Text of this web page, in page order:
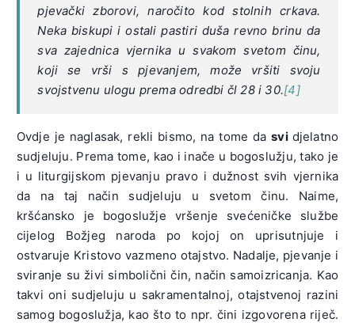
pjevački zborovi, naročito kod stolnih crkava.
Neka biskupi i ostali pastiri duša revno brinu da
sva zajednica vjernika u svakom svetom činu,
koji se vrši s pjevanjem, može vršiti svoju
svojstvenu ulogu prema odredbi čl 28 i 30.[4]
Ovdje je naglasak, rekli bismo, na tome dasvi djelatno
sudjeluju. Prema tome, kao i inače u bogoslužju, tako je
i u liturgijskom pjevanju pravo i dužnost svih vjernika
da na taj način sudjeluju u svetom činu. Naime,
kršćansko je bogoslužje vršenje svećeničke službe
cijelog Božjeg naroda po kojoj on uprisutnjuje i
ostvaruje Kristovo vazmeno otajstvo. Nadalje, pjevanje i
sviranje su živi simbolični čin, način samoizricanja. Kao
takvi oni sudjeluju u sakramentalnoj, otajstvenoj razini
samog bogoslužja, kao što to npr. čini izgovorena riječ.